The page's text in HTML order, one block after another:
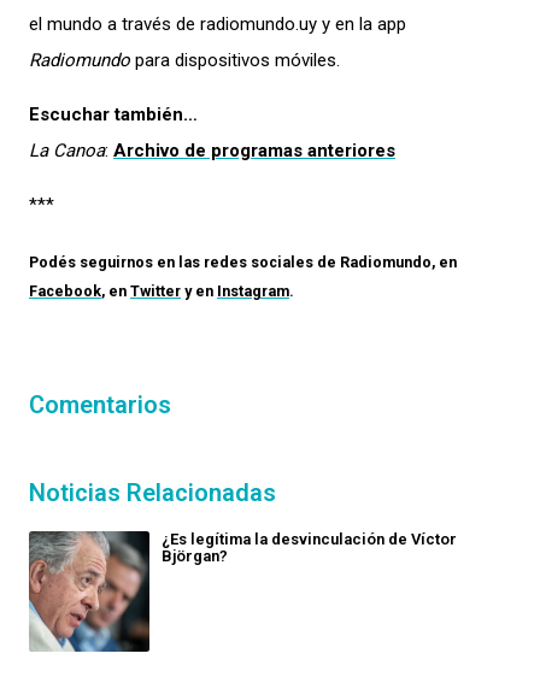
el mundo a través de radiomundo.uy y en la app
Radiomundo para dispositivos móviles.
Escuchar también…
La Canoa: Archivo de programas anteriores
***
Podés seguirnos en las redes sociales de Radiomundo, en
Facebook, en Twitter y en Instagram.
Comentarios
Noticias Relacionadas
¿Es legítima la desvinculación de Víctor
Björgan?